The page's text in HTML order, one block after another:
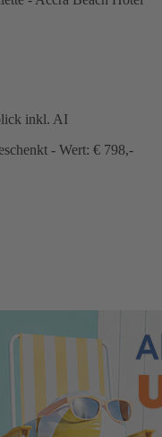
inkl. AI
- Wert: € 798,-